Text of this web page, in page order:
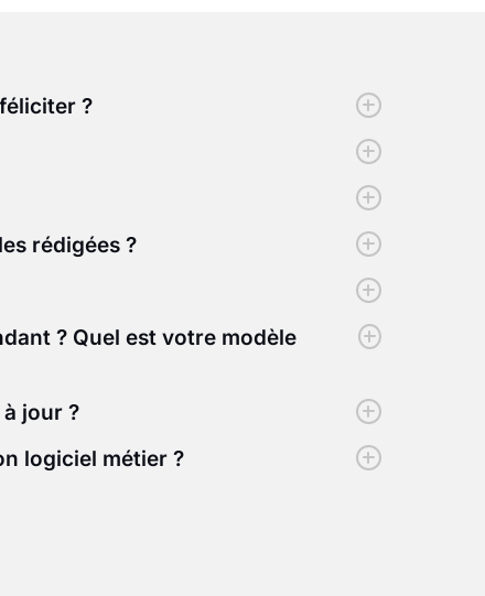
?
rédigées ?
? Quel est votre modèle
jour ?
logiciel métier ?